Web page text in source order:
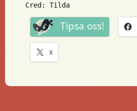
Cred: Tilda
Tipsa oss!
X